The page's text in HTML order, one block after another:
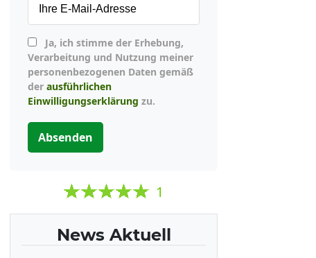
Verarbeitung und Nutzung meiner
personenbezogenen Daten gemäß
der ausführlichen
Einwilligungserklärung zu.
Absenden
1
News Aktuell